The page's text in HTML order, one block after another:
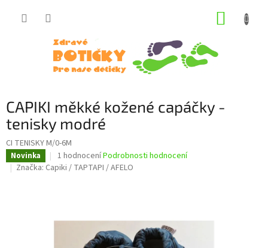
CAPIKI měkké kožené capáčky -
tenisky modré
CI TENISKY M/0-6M
Novinka
Průměrné
hodnocení
5
hvězdiček.
1 hodnoceníPodrobnosti hodnocení
Značka: Capiki / TAPTAPI / AFELO